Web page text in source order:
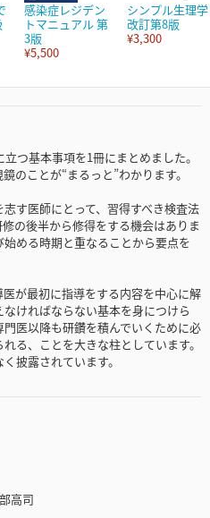
感染症レジデン
トマニュアル 第
3版
¥5,500
シンプル生理学
改訂第8版
¥3,300
つ基本事項を1冊にまとめました。
のことが“まるっと”わかります。
す医師にとって、習得すべき検査法
の後半から修得をする機会はありま
める時期と重なることから要点を
が最初に指導をする内容を中心に解
ければならない基本を身につけら
医以降も研鑽を積んでいくために必
る、ことを大きな柱としています。
披露されています。
高司